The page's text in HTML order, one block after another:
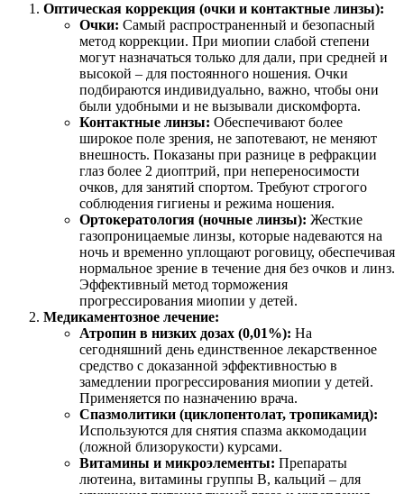
Оптическая коррекция (очки и контактные линзы):
Очки: Самый распространенный и безопасный
метод коррекции. При миопии слабой степени
могут назначаться только для дали, при средней и
высокой – для постоянного ношения. Очки
подбираются индивидуально, важно, чтобы они
были удобными и не вызывали дискомфорта.
Контактные линзы: Обеспечивают более
широкое поле зрения, не запотевают, не меняют
внешность. Показаны при разнице в рефракции
глаз более 2 диоптрий, при непереносимости
очков, для занятий спортом. Требуют строгого
соблюдения гигиены и режима ношения.
Ортокератология (ночные линзы): Жесткие
газопроницаемые линзы, которые надеваются на
ночь и временно уплощают роговицу, обеспечивая
нормальное зрение в течение дня без очков и линз.
Эффективный метод торможения
прогрессирования миопии у детей.
Медикаментозное лечение:
Атропин в низких дозах (0,01%): На
сегодняшний день единственное лекарственное
средство с доказанной эффективностью в
замедлении прогрессирования миопии у детей.
Применяется по назначению врача.
Спазмолитики (циклопентолат, тропикамид):
Используются для снятия спазма аккомодации
(ложной близорукости) курсами.
Витамины и микроэлементы: Препараты
лютеина, витамины группы В, кальций – для